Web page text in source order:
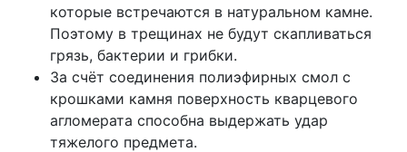
которые встречаются в натуральном камне.
Поэтому в трещинах не будут скапливаться
грязь, бактерии и грибки.
За счёт соединения полиэфирных смол с
крошками камня поверхность кварцевого
агломерата способна выдержать удар
тяжелого предмета.